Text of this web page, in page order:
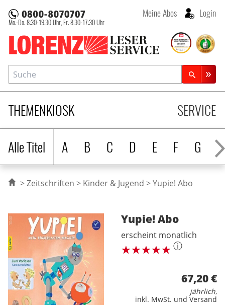
Lorenz Leserservice
Mo.-Do. 8:30-19:30 Uhr, Fr. 8:30-17:30 Uhr
Meine Abos Login
THEMENKIOSK
Alle Titel
A B C D E F G H
SERVICE
Suche
Zeitschriftensuche
Zeitschriften Kinder & Jugend Yupie! Abo
Yupie!Abo
erscheint monatlich
ⓘ
67,20 €
jährlich,
inkl. MwSt. und Versand